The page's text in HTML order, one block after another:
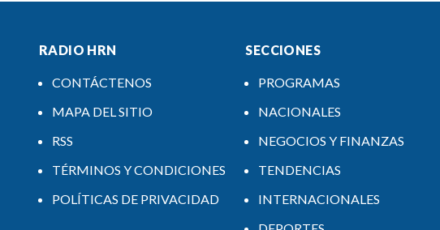
RADIO HRN
CONTÁCTENOS
MAPA DEL SITIO
RSS
TÉRMINOS Y CONDICIONES
POLÍTICAS DE PRIVACIDAD
SECCIONES
PROGRAMAS
NACIONALES
NEGOCIOS Y FINANZAS
TENDENCIAS
INTERNACIONALES